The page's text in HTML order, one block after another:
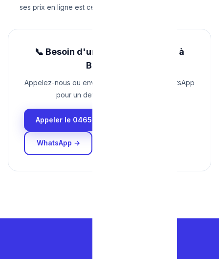
ses prix en ligne est celui qui n'a rien à cacher
📞 Besoin d'un plombier pas cher à
Bruxelles ?
Appelez-nous ou envoyez une photo par WhatsApp
pour un devis immédiat et gratuit.
Appeler le 0465 68 51 58
WhatsApp →